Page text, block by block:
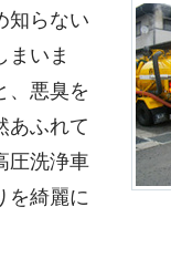
知らない
まいま
、悪臭を
あふれて
圧洗浄車
を綺麗に